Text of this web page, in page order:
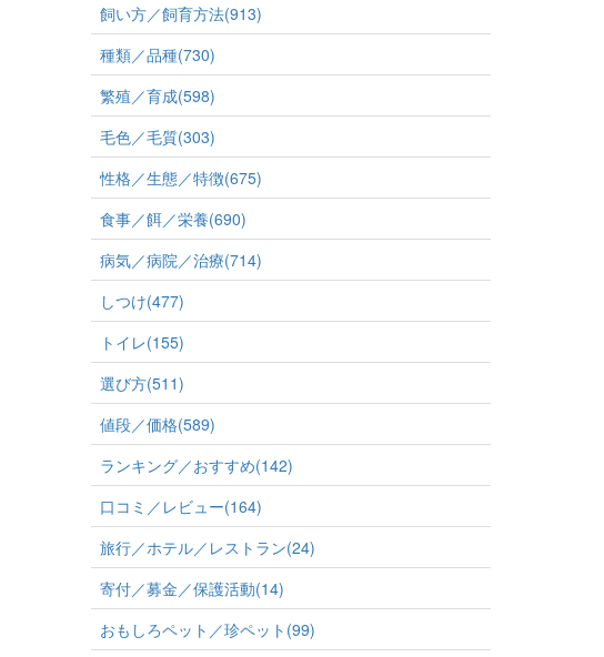
飼い方／飼育方法(913)
種類／品種(730)
繁殖／育成(598)
毛色／毛質(303)
性格／生態／特徴(675)
食事／餌／栄養(690)
病気／病院／治療(714)
しつけ(477)
トイレ(155)
選び方(511)
値段／価格(589)
ランキング／おすすめ(142)
口コミ／レビュー(164)
旅行／ホテル／レストラン(24)
寄付／募金／保護活動(14)
おもしろペット／珍ペット(99)